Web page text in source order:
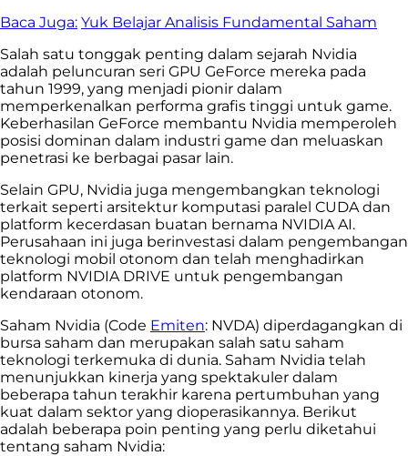
Baca Juga: Yuk Belajar Analisis Fundamental Saham
Salah satu tonggak penting dalam sejarah Nvidia
adalah peluncuran seri GPU GeForce mereka pada
tahun 1999, yang menjadi pionir dalam
memperkenalkan performa grafis tinggi untuk game.
Keberhasilan GeForce membantu Nvidia memperoleh
posisi dominan dalam industri game dan meluaskan
penetrasi ke berbagai pasar lain.
Selain GPU, Nvidia juga mengembangkan teknologi
terkait seperti arsitektur komputasi paralel CUDA dan
platform kecerdasan buatan bernama NVIDIA AI.
Perusahaan ini juga berinvestasi dalam pengembangan
teknologi mobil otonom dan telah menghadirkan
platform NVIDIA DRIVE untuk pengembangan
kendaraan otonom.
Saham Nvidia (Code Emiten: NVDA) diperdagangkan di
bursa saham dan merupakan salah satu saham
teknologi terkemuka di dunia. Saham Nvidia telah
menunjukkan kinerja yang spektakuler dalam
beberapa tahun terakhir karena pertumbuhan yang
kuat dalam sektor yang dioperasikannya. Berikut
adalah beberapa poin penting yang perlu diketahui
tentang saham Nvidia: